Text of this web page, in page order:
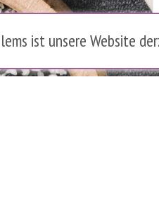
ist unsere Website